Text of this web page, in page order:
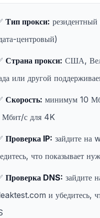
Тип прокси:
центровый)
Страна прокси: США,
или другой
Скорость: минимум 10
с для 4K
Проверка IP: зайдите на
что показывает
Проверка DNS: зайдите
и убедитесь,